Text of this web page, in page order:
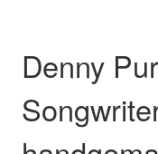
Denny